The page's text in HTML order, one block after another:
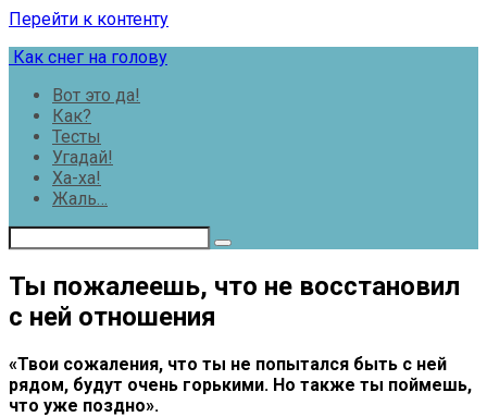
Перейти к контенту
Как снег на голову
Вот это да!
Как?
Тесты
Угадай!
Ха-ха!
Жаль…
Ты пожалеешь, что не восстановил
с ней отношения
«Твои сожаления, что ты не попытался быть с ней
рядом, будут очень горькими. Но также ты поймешь,
что уже поздно».